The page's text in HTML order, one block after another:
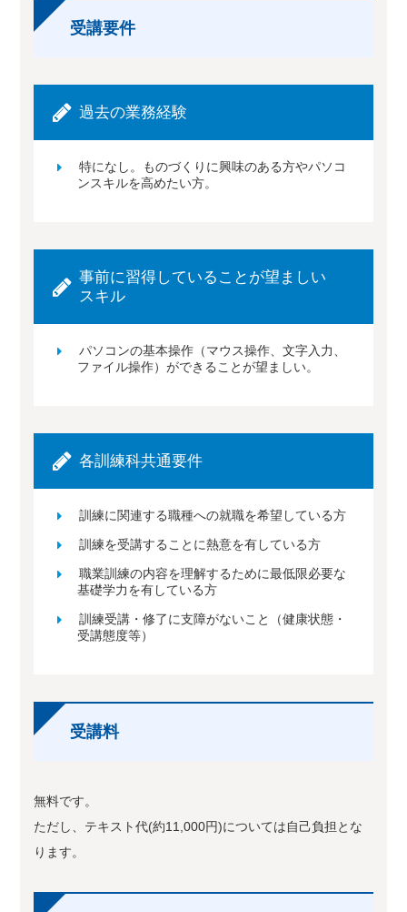
受講要件
過去の業務経験
特になし。ものづくりに興味のある方やパソコ
ンスキルを高めたい方。
事前に習得していることが望ましい
スキル
パソコンの基本操作（マウス操作、文字入力、
ファイル操作）ができることが望ましい。
各訓練科共通要件
訓練に関連する職種への就職を希望している方
訓練を受講することに熱意を有している方
職業訓練の内容を理解するために最低限必要な
基礎学力を有している方
訓練受講・修了に支障がないこと（健康状態・
受講態度等）
受講料
無料です。
ただし、テキスト代(約11,000円)については自己負担とな
ります。